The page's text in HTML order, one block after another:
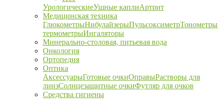
УрологическиеУшные каплиАртрит
Медицинская техника
ГлюкометрыНибулайзерыПульсоксиметрТонометры
термометрыИнгаляторы
Минерально-столовая, питьевая вода
Онкология
Ортопедия
Оптика
АксессуарыГотовые очкиОправыРастворы для
линзСолнцезащитные очкиФутляр для очков
Средства гигиены